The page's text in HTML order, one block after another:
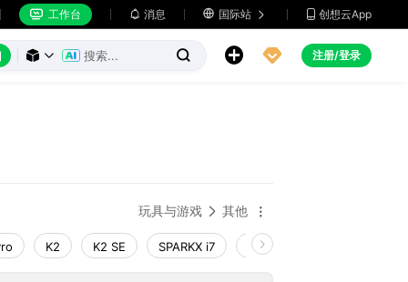
 工作台  消息  国际站   创想云App
     注册/登录
玩具与游戏  其他 
K2 K2 SE SPARKX i7 Creality Hi